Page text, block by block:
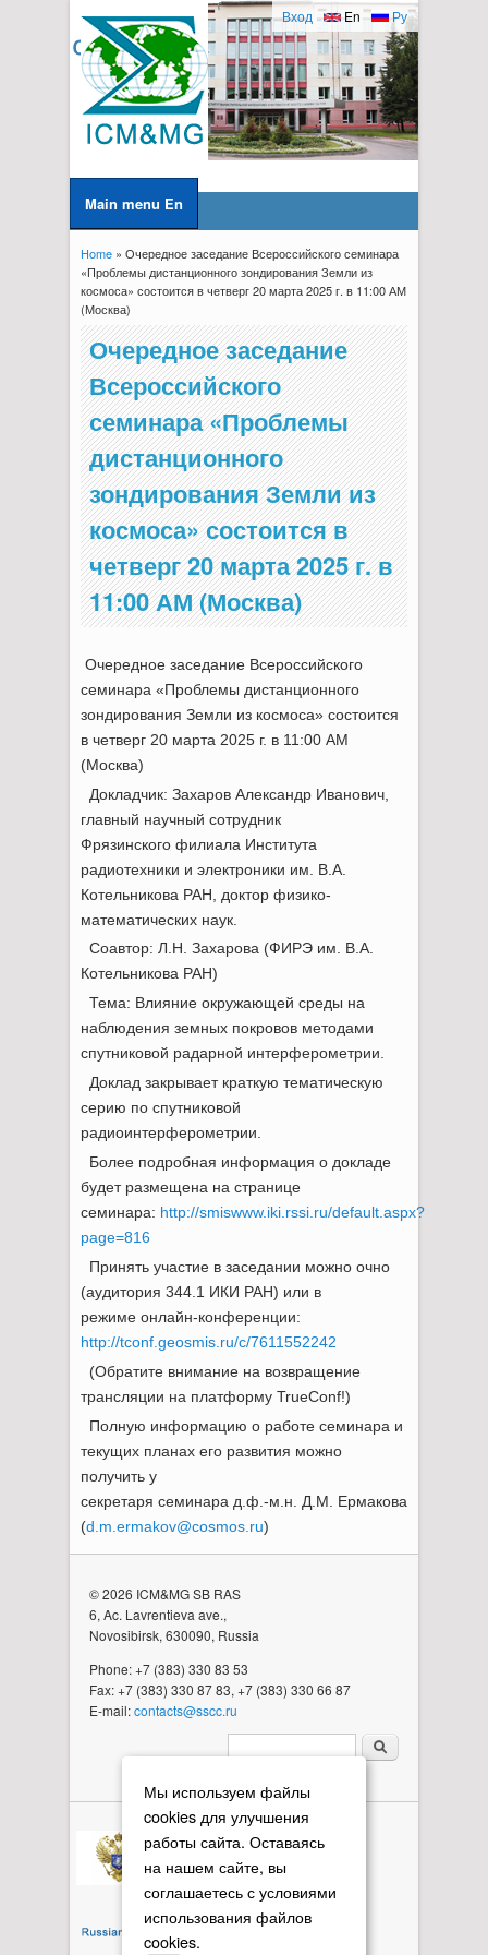
Ру
En
Вход
Main menu En
You are here
Home» Очередное заседание Всероссийского семинара
«Проблемы дистанционного зондирования Земли из
космоса» состоится в четверг 20 марта 2025 г. в 11:00 АМ
(Москва)
Очередное заседание
Всероссийского
семинара «Проблемы
дистанционного
зондирования Земли из
космоса» состоится в
четверг 20 марта 2025 г. в
11:00 АМ (Москва)
Очередное заседание Всероссийского
семинара «Проблемы дистанционного
зондирования Земли из космоса» состоится
в четверг 20 марта 2025 г. в 11:00 АМ
(Москва)
Докладчик: Захаров Александр Иванович,
главный научный сотрудник
Фрязинского филиала Института
радиотехники и электроники им. В.А.
Котельникова РАН, доктор физико-
математических наук.
Соавтор: Л.Н. Захарова (ФИРЭ им. В.А.
Котельникова РАН)
Тема: Влияние окружающей среды на
наблюдения земных покровов методами
спутниковой радарной интерферометрии.
Доклад закрывает краткую тематическую
серию по спутниковой
радиоинтерферометрии.
Более подробная информация о докладе
будет размещена на странице
семинара: http://smiswww.iki.rssi.ru/default.aspx?
page=816
Принять участие в заседании можно очно
(аудитория 344.1 ИКИ РАН) или в
режиме онлайн-конференции:
http://tconf.geosmis.ru/c/7611552242
(Обратите внимание на возвращение
трансляции на платформу TrueConf!)
Полную информацию о работе семинара и
текущих планах его развития можно
получить у
секретаря семинара д.ф.-м.н. Д.М. Ермакова
(d.m.ermakov@cosmos.ru)
Мы используем файлы
cookies для улучшения
работы сайта. Оставаясь
на нашем сайте, вы
соглашаетесь с условиями
использования файлов
cookies.
© 2026 ICM&MG SB RAS
6, Ac. Lavrentieva ave.,
Novosibirsk, 630090, Russia
Phone: +7 (383) 330 83 53
Fax: +7 (383) 330 87 83, +7 (383) 330 66 87
E-mail:contacts@sscc.ru
Search form